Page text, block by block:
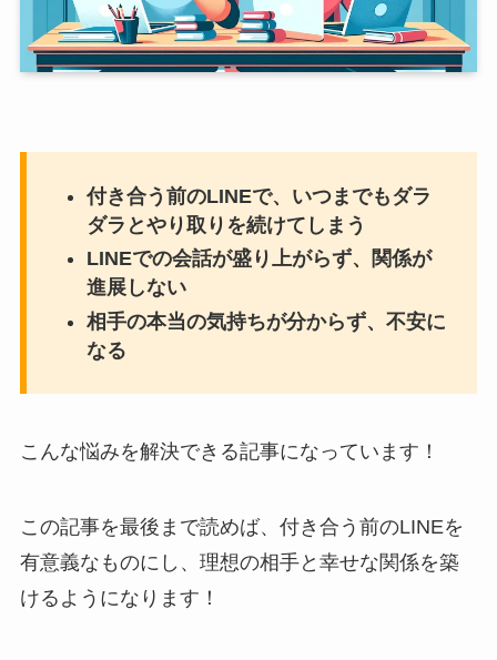
付き合う前のLINEで、いつまでもダラ
ダラとやり取りを続けてしまう
LINEでの会話が盛り上がらず、関係が
進展しない
相手の本当の気持ちが分からず、不安に
なる
こんな悩みを解決できる記事になっています！
この記事を最後まで読めば、付き合う前のLINEを
有意義なものにし、理想の相手と幸せな関係を築
けるようになります！